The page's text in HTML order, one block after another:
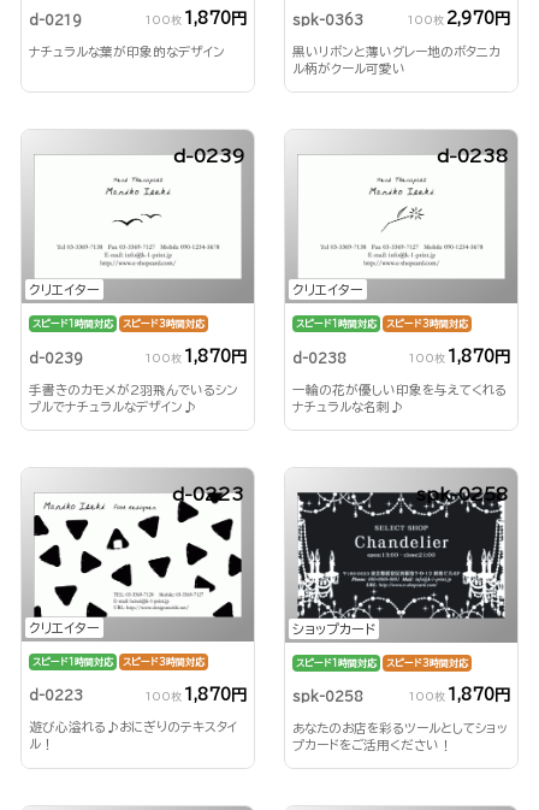
d-0219 100枚 1,870円
ナチュラルな葉が印象的なデザイン
spk-0363 100枚 2,970円
黒いリボンと薄いグレー地のボタニカ
ル柄がクール可愛い
クリエイター
d-0239
スピード1時間対応 スピード3時間対応
d-0239 100枚 1,870円
手書きのカモメが2羽飛んでいるシン
プルでナチュラルなデザイン♪
クリエイター
d-0238
スピード1時間対応 スピード3時間対応
d-0238 100枚 1,870円
一輪の花が優しい印象を与えてくれる
ナチュラルな名刺♪
クリエイター
d-0223
スピード1時間対応 スピード3時間対応
d-0223 100枚 1,870円
遊び心溢れる♪おにぎりのテキスタイ
ル！
ショップカード
spk-0258
スピード1時間対応 スピード3時間対応
spk-0258 100枚 1,870円
あなたのお店を彩るツールとしてショッ
プカードをご活用ください！